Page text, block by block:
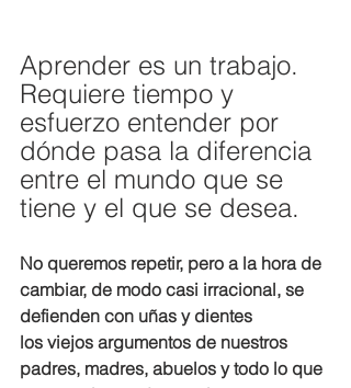
Aprender es un trabajo.
Requiere tiempo y
esfuerzo entender por
dónde pasa la diferencia
entre el mundo que se
tiene y el que se desea.
No queremos repetir, pero a la hora de
cambiar, de modo casi irracional, se
defienden con uñas y dientes
los viejos argumentos de nuestros
padres, madres, abuelos y todo lo que